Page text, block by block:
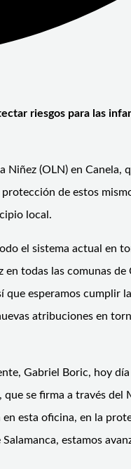
riesgos para las
(OLN) en
de estos
local.
el sistema actual en
todas las comunas de
esperamos cumplir
atribuciones en
Gabriel Boric, hoy
se firma a través del
esta oficina, en la
estamos